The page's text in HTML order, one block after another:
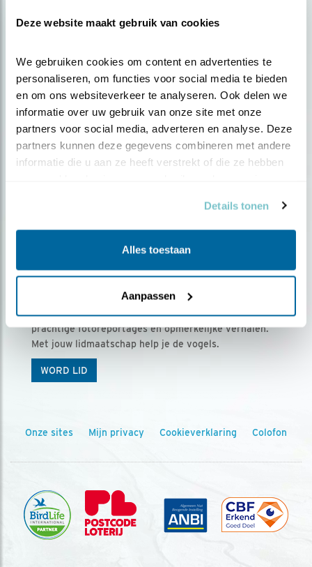
Deze website maakt gebruik van cookies
We gebruiken cookies om content en advertenties te
personaliseren, om functies voor social media te bieden
en om ons websiteverkeer te analyseren. Ook delen we
informatie over uw gebruik van onze site met onze
partners voor social media, adverteren en analyse. Deze
partners kunnen deze gegevens combineren met andere
informatie die u aan ze heeft verstrekt of die ze hebben
Details tonen
Alles toestaan
Aanpassen
Ontvang 5 x Vogels voor € 36,00 per jaar
Vogels is het tijdschrift voor onze leden, met
prachtige fotoreportages en opmerkelijke verhalen.
Met jouw lidmaatschap help je de vogels.
WORD LID
Onze sites Mijn privacy Cookieverklaring Colofon